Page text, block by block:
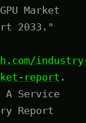
Market
2033."
report .
A Service
Report